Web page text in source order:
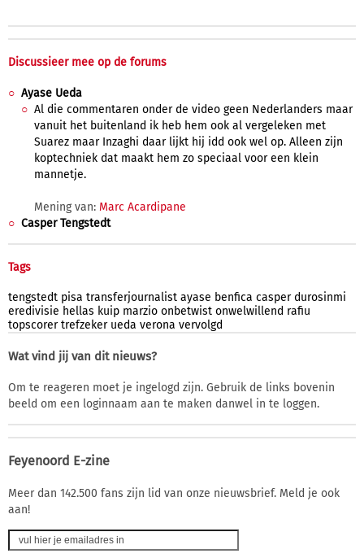
Discussieer mee op de forums
Ayase Ueda
Al die commentaren onder de video geen Nederlanders maar
vanuit het buitenland ik heb hem ook al vergeleken met
Suarez maar Inzaghi daar lijkt hij idd ook wel op. Alleen zijn
koptechniek dat maakt hem zo speciaal voor een klein
mannetje.
Mening van: Marc Acardipane
Casper Tengstedt
Tags
tengstedt pisa transferjournalist ayase benfica casper durosinmi
eredivisie hellas kuip marzio onbetwist onwelwillend rafiu
topscorer trefzeker ueda verona vervolgd
Wat vind jij van dit nieuws?
Om te reageren moet je ingelogd zijn. Gebruik de links bovenin
beeld om een loginnaam aan te maken danwel in te loggen.
Feyenoord E-zine
Meer dan 142.500 fans zijn lid van onze nieuwsbrief. Meld je ook
aan!